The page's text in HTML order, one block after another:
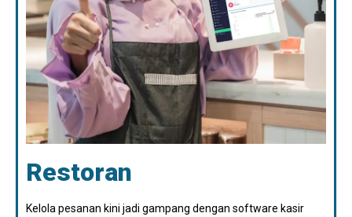
Restoran
Kelola pesanan kini jadi gampang dengan software kasir